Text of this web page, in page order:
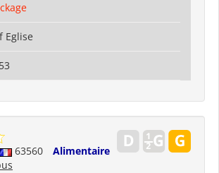
Eglise
63560
Alimentaire